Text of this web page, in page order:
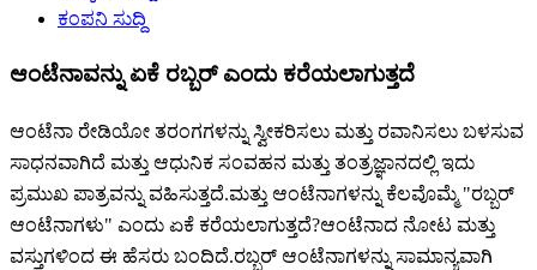
ಕಂಪನಿ ಸುದ್ದಿ
ಆಂಟೆನಾವನ್ನು ಏಕೆ ರಬ್ಬರ್ ಎಂದು ಕರೆಯಲಾಗುತ್ತದೆ
ಆಂಟೆನಾ ರೇಡಿಯೋ ತರಂಗಗಳನ್ನು ಸ್ವೀಕರಿಸಲು ಮತ್ತು ರವಾನಿಸಲು ಬಳಸುವ
ಸಾಧನವಾಗಿದೆ ಮತ್ತು ಆಧುನಿಕ ಸಂವಹನ ಮತ್ತು ತಂತ್ರಜ್ಞಾನದಲ್ಲಿ ಇದು
ಪ್ರಮುಖ ಪಾತ್ರವನ್ನು ವಹಿಸುತ್ತದೆ.ಮತ್ತು ಆಂಟೆನಾಗಳನ್ನು ಕೆಲವೊಮ್ಮೆ "ರಬ್ಬರ್
ಆಂಟೆನಾಗಳು" ಎಂದು ಏಕೆ ಕರೆಯಲಾಗುತ್ತದೆ?ಆಂಟೆನಾದ ನೋಟ ಮತ್ತು
ವಸ್ತುಗಳಿಂದ ಈ ಹೆಸರು ಬಂದಿದೆ.ರಬ್ಬರ್ ಆಂಟೆನಾಗಳನ್ನು ಸಾಮಾನ್ಯವಾಗಿ